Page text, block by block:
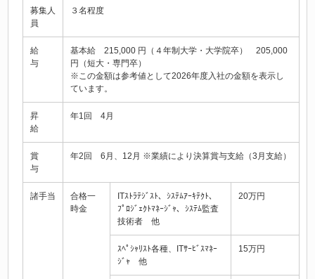
募集人
員
３名程度
給
与
基本給 215,000 円（４年制大学・大学院卒） 205,000
円（短大・専門卒）
※この金額は参考値として2026年度入社の金額を表示し
ています。
昇
給
年1回 4月
賞
与
年2回 6月、12月 ※業績により決算賞与支給（3月支給）
諸手当
合格一
時金
ITｽﾄﾗﾃｼﾞｽﾄ、ｼｽﾃﾑｱｰｷﾃｸﾄ、
ﾌﾟﾛｼﾞｪｸﾄﾏﾈｰｼﾞｬ、ｼｽﾃﾑ監査
技術者 他
20万円
ｽﾍﾟｼｬﾘｽﾄ各種、ITｻｰﾋﾞｽﾏﾈｰ
ｼﾞｬ 他
15万円